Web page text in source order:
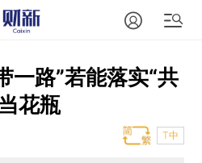
一路”若能落实“共
花瓶
T中